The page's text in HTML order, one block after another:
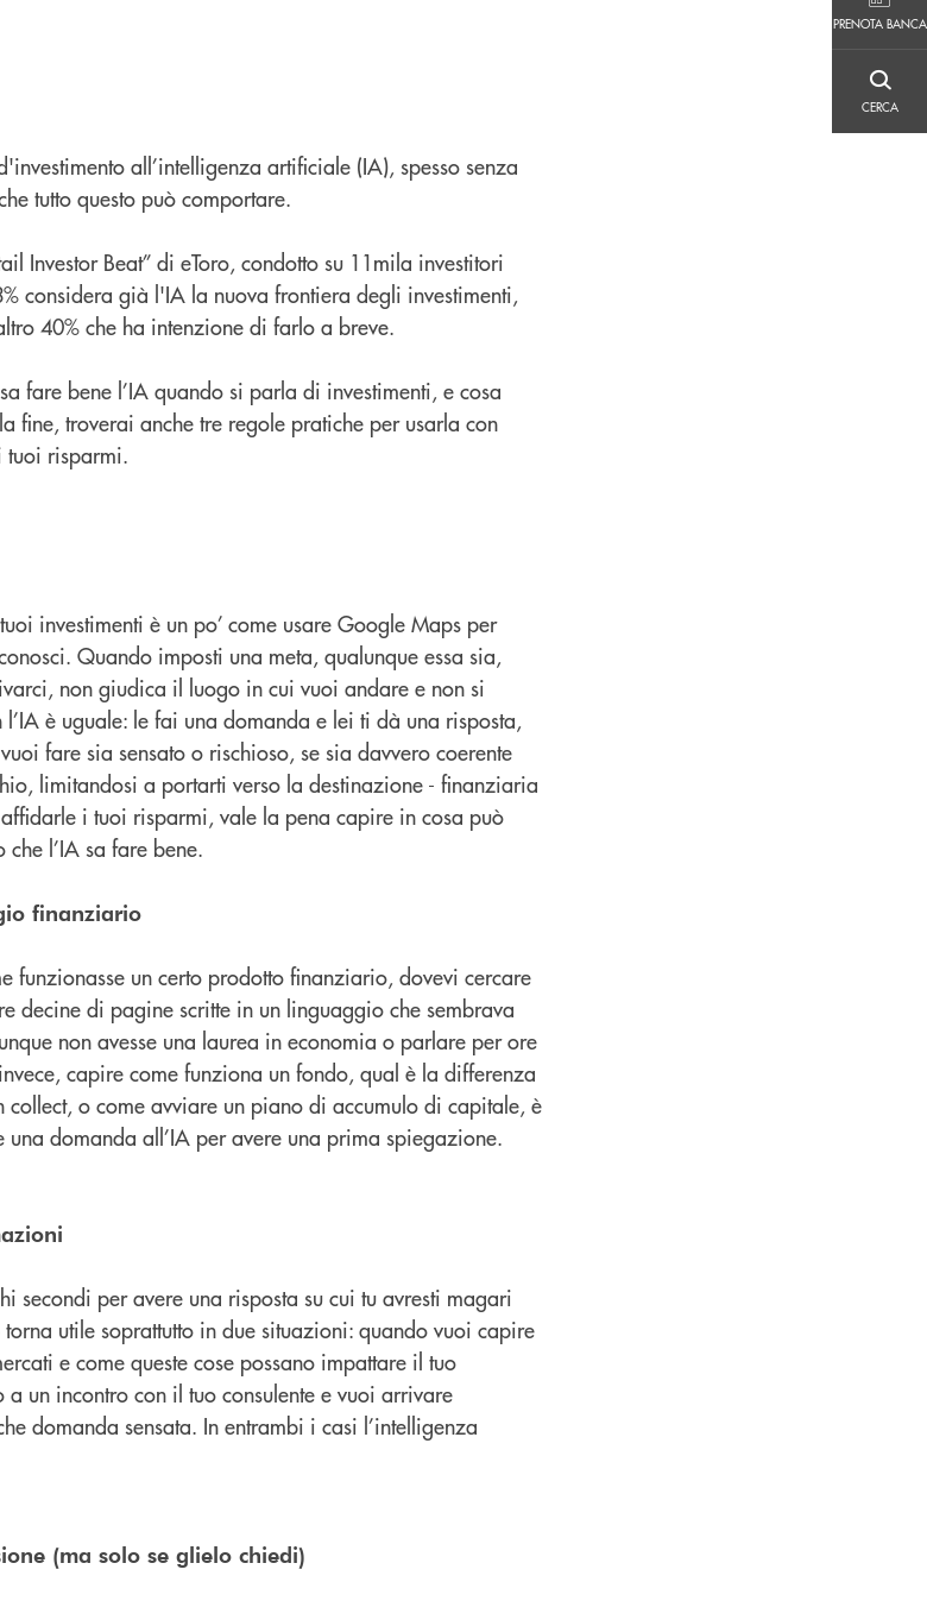
PRENOTA BANCA
CERCA
all’intelligenza artificiale (IA), spesso senza
tutto questo può comportare.
Investor Beat” di eToro, condotto su 11mila investitori
considera già l'IA la nuova frontiera degli investimenti,
40% che ha intenzione di farlo a breve.
fare bene l’IA quando si parla di investimenti, e cosa
fine, troverai anche tre regole pratiche per usarla con
tuoi risparmi.
investimenti è un po’ come usare Google Maps per
Quando imposti una meta, qualunque essa sia,
non giudica il luogo in cui vuoi andare e non si
è uguale: le fai una domanda e lei ti dà una risposta,
fare sia sensato o rischioso, se sia davvero coerente
limitandosi a portarti verso la destinazione - finanziaria
i tuoi risparmi, vale la pena capire in cosa può
l’IA sa fare bene.
finanziario
funzionasse un certo prodotto finanziario, dovevi cercare
decine di pagine scritte in un linguaggio che sembrava
non avesse una laurea in economia o parlare per ore
capire come funziona un fondo, qual è la differenza
collect, o come avviare un piano di accumulo di capitale, è
domanda all’IA per avere una prima spiegazione.
secondi per avere una risposta su cui tu avresti magari
utile soprattutto in due situazioni: quando vuoi capire
e come queste cose possano impattare il tuo
un incontro con il tuo consulente e vuoi arrivare
domanda sensata. In entrambi i casi l’intelligenza
(ma solo se glielo chiedi)